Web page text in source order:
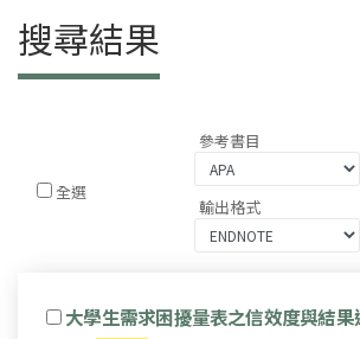
搜尋結果
全選
參考書目
輸出格式
大學生需求困擾量表之信效度與結果